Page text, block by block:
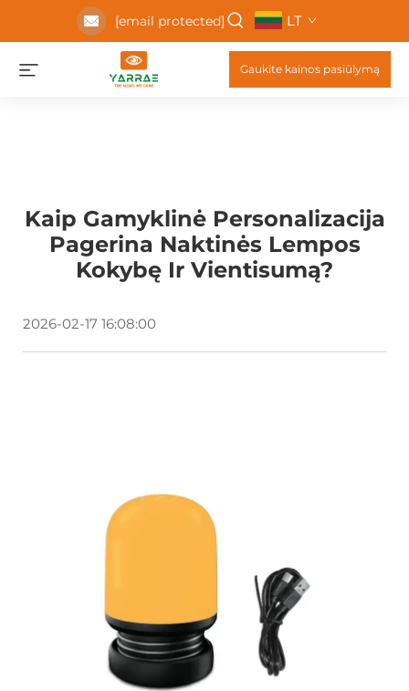
[email protected] LT
Gaukite kainos pasiūlymą
Kaip Gamyklinė Personalizacija
Pagerina Naktinės Lempos
Kokybę Ir Vientisumą?
2026-02-17 16:08:00